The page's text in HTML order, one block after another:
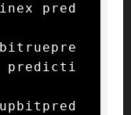
pred
predicti